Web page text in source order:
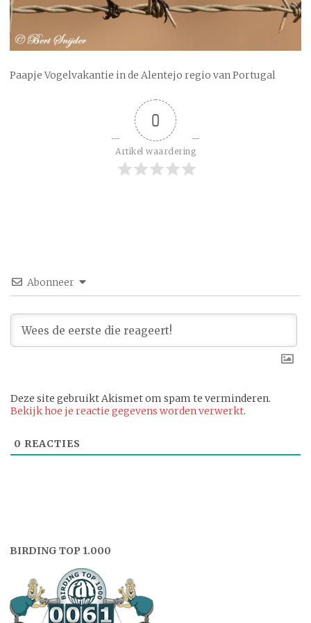
Paapje Vogelvakantie in de Alentejo regio van Portugal
0
Artikel waardering
Abonneer
Deze site gebruikt Akismet om spam te verminderen.
Bekijk hoe je reactie gegevens worden verwerkt.
0 REACTIES
BIRDING TOP 1.000